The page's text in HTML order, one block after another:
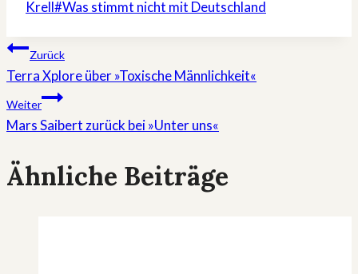
Krell#Was stimmt nicht mit Deutschland
Beitragsnavigation
Zurück
Terra Xplore über »Toxische Männlichkeit«
Weiter
Mars Saibert zurück bei »Unter uns«
Ähnliche Beiträge